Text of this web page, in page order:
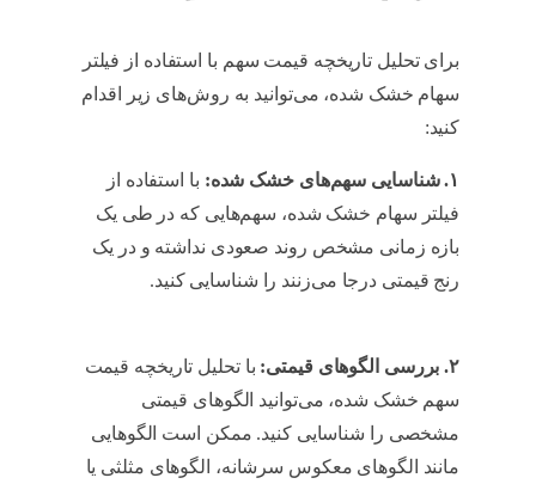
برای تحلیل تاریخچه قیمت سهم با استفاده از فیلتر
سهام خشک شده، می‌توانید به روش‌های زیر اقدام
کنید:
۱. شناسایی سهم‌های خشک شده:
با استفاده از
فیلتر سهام خشک شده، سهم‌هایی که در طی یک
بازه زمانی مشخص روند صعودی نداشته و در یک
رنج قیمتی درجا می‌زنند را شناسایی کنید.
۲. بررسی الگوهای قیمتی:
با تحلیل تاریخچه قیمت
سهم خشک شده، می‌توانید الگوهای قیمتی
مشخصی را شناسایی کنید. ممکن است الگوهایی
مانند الگوهای معکوس سرشانه، الگوهای مثلثی یا